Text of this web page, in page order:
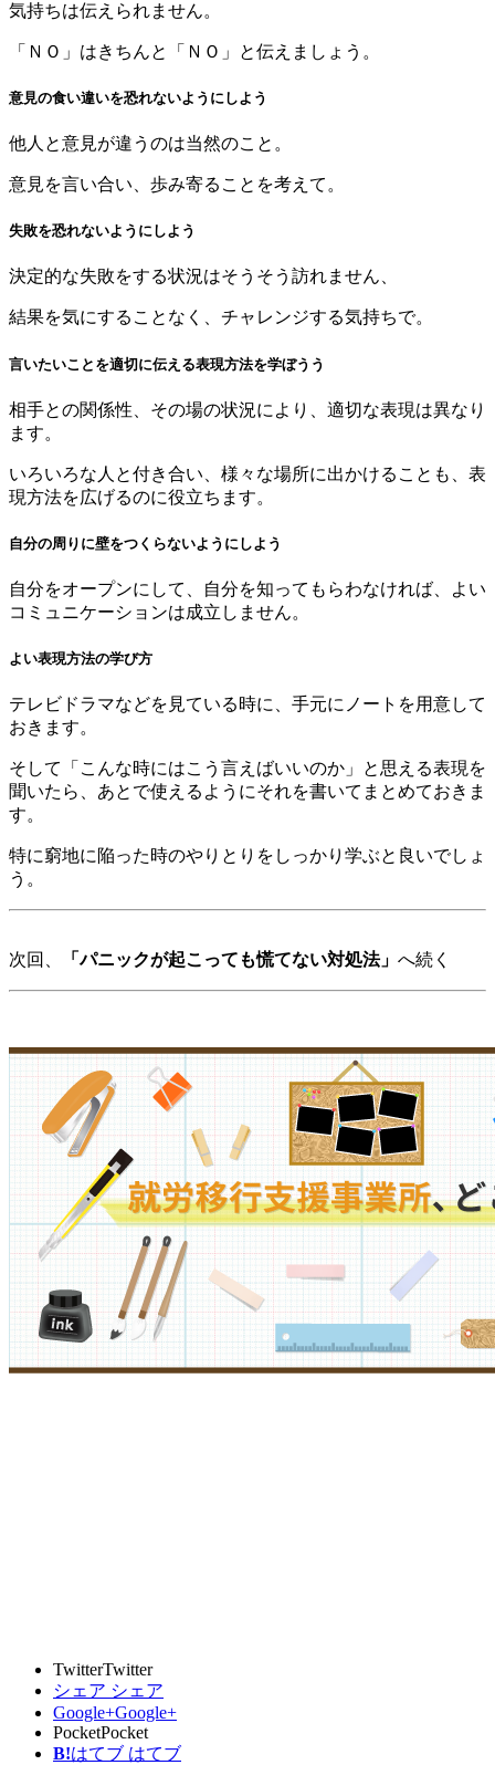
気持ちは伝えられません。
「ＮＯ」はきちんと「ＮＯ」と伝えましょう。
意見の食い違いを恐れないようにしよう
他人と意見が違うのは当然のこと。
意見を言い合い、歩み寄ることを考えて。
失敗を恐れないようにしよう
決定的な失敗をする状況はそうそう訪れません、
結果を気にすることなく、チャレンジする気持ちで。
言いたいことを適切に伝える表現方法を学ぼうう
相手との関係性、その場の状況により、適切な表現は異なり
ます。
いろいろな人と付き合い、様々な場所に出かけることも、表
現方法を広げるのに役立ちます。
自分の周りに壁をつくらないようにしよう
自分をオープンにして、自分を知ってもらわなければ、よい
コミュニケーションは成立しません。
よい表現方法の学び方
テレビドラマなどを見ている時に、手元にノートを用意して
おきます。
そして「こんな時にはこう言えばいいのか」と思える表現を
聞いたら、あとで使えるようにそれを書いてまとめておきま
す。
特に窮地に陥った時のやりとりをしっかり学ぶと良いでしょ
う。
次回、 「パニックが起こっても慌てない対処法」 へ続く
TwitterTwitter
シェア シェア
Google+Google+
PocketPocket
B!はてブ はてブ